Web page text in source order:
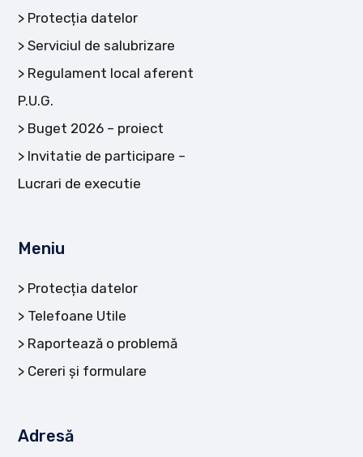
Protecția datelor
Serviciul de salubrizare
Regulament local aferent
P.U.G.
Buget 2026 – proiect
Invitatie de participare –
Lucrari de executie
Meniu
Protecția datelor
Telefoane Utile
Raportează o problemă
Cereri și formulare
Adresă